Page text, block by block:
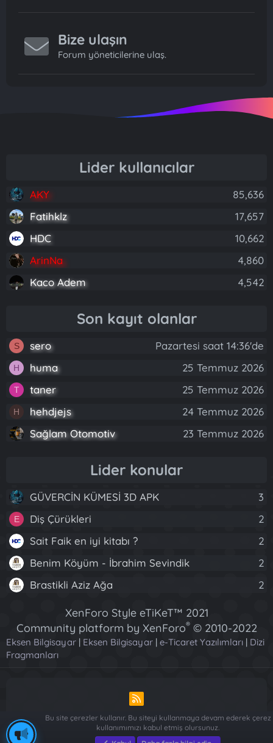
Bize ulaşın
Forum yöneticilerine ulaş.
Lider kullanıcılar
AKY
85,636
Fatihklz
17,657
HDC
10,662
ArinNa
4,860
Kaco Adem
4,542
Son kayıt olanlar
S sero Pazartesi saat 14:36'de
H huma 25 Temmuz 2026
T taner 25 Temmuz 2026
H hehdjejs
24 Temmuz 2026
Sağlam Otomotiv
23 Temmuz 2026
Lider konular
GÜVERCİN KÜMESİ 3D APK 3
E Diş Çürükleri
2
Sait Faik en iyi kitabı ?
2
Benim Köyüm - İbrahim Sevindik
2
Brastikli Aziz Ağa
2
XenForo Style eTiKeT™ 2021
Community platform by XenForo® © 2010-2022
XenForo Ltd.
[XGT] Forum statistics system
Eksen Bilgisayar | Eksen Bilgisayar | e-Ticaret Yazılımları | Dizi
Fragmanları
R
S
Piese Auto Dacia Arges-Piese Auto Dacia Arges-Renault ve
Bu site çerezler kullanır. Bu siteyi kullanmaya devam ederek çerez
kullanımımızı kabul etmiş olursunuz.